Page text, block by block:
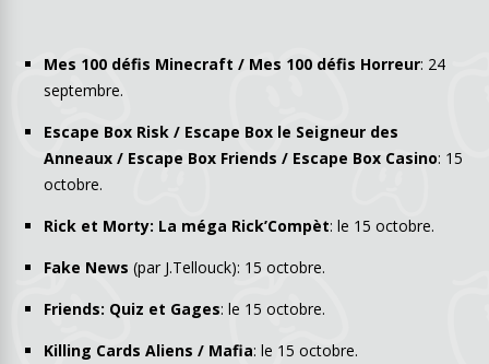
Mes 100 défis Minecraft / Mes 100 défis Horreur: 24
septembre.
Escape Box Risk / Escape Box le Seigneur des
Anneaux / Escape Box Friends / Escape Box Casino: 15
octobre.
Rick et Morty: La méga Rick’Compèt: le 15 octobre.
Fake News (par J.Tellouck): 15 octobre.
Friends: Quiz et Gages: le 15 octobre.
Killing Cards Aliens / Mafia: le 15 octobre.